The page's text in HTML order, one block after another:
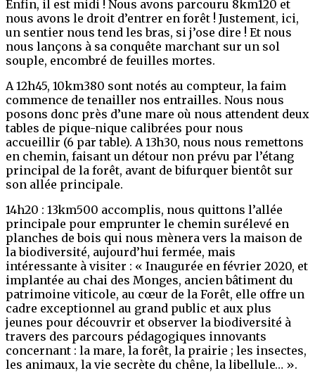
Enfin, il est midi ! Nous avons parcouru 8km120 et
nous avons le droit d’entrer en forêt ! Justement, ici,
un sentier nous tend les bras, si j’ose dire ! Et nous
nous lançons à sa conquête marchant sur un sol
souple, encombré de feuilles mortes.
A 12h45, 10km380 sont notés au compteur, la faim
commence de tenailler nos entrailles. Nous nous
posons donc près d’une mare où nous attendent deux
tables de pique-nique calibrées pour nous
accueillir (6 par table). A 13h30, nous nous remettons
en chemin, faisant un détour non prévu par l’étang
principal de la forêt, avant de bifurquer bientôt sur
son allée principale.
14h20 : 13km500 accomplis, nous quittons l’allée
principale pour emprunter le chemin surélevé en
planches de bois qui nous mènera vers la maison de
la biodiversité, aujourd’hui fermée, mais
intéressante à visiter : « Inaugurée en février 2020, et
implantée au chai des Monges, ancien bâtiment du
patrimoine viticole, au cœur de la Forêt, elle offre un
cadre exceptionnel au grand public et aux plus
jeunes pour découvrir et observer la biodiversité à
travers des parcours pédagogiques innovants
concernant : la mare, la forêt, la prairie ; les insectes,
les animaux, la vie secrète du chêne, la libellule… ».